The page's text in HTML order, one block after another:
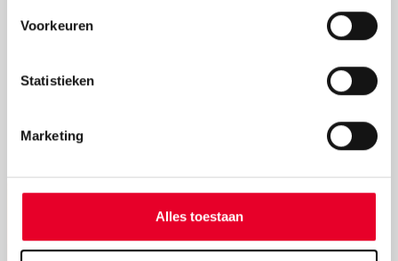
Voorkeuren
Statistieken
Marketing
Alles toestaan